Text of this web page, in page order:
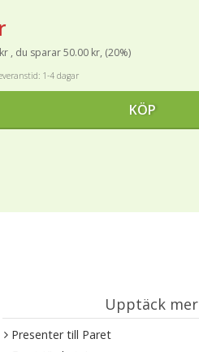
, du sparar 50.00 kr, (20%)
1-4 dagar
KÖP
Upptäck mer
Presenter till Paret